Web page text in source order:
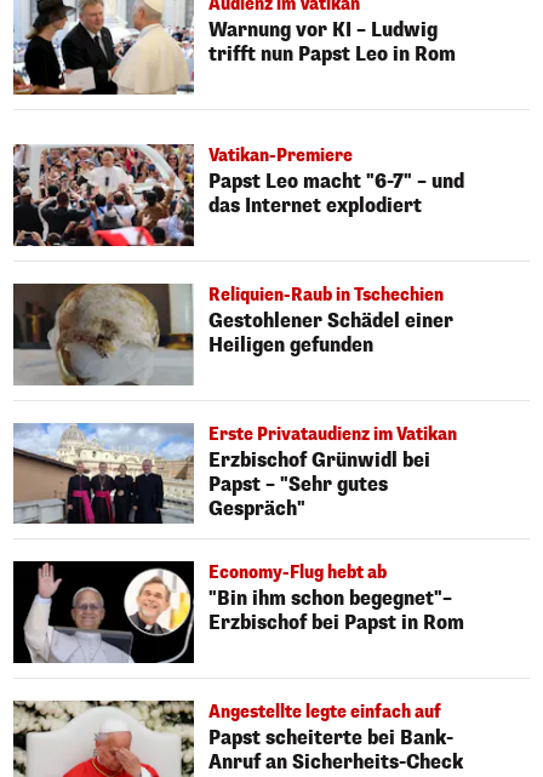
Warnung vor KI – Ludwig
trifft nun Papst Leo in Rom
Vatikan-Premiere
Papst Leo macht "6-7" – und
das Internet explodiert
Reliquien-Raub in Tschechien
Gestohlener Schädel einer
Heiligen gefunden
Erste Privataudienz im Vatikan
Erzbischof Grünwidl bei
Papst – "Sehr gutes
Gespräch"
Economy-Flug hebt ab
"Bin ihm schon begegnet"–
Erzbischof bei Papst in Rom
Angestellte legte einfach auf
Papst scheiterte bei Bank-
Anruf an Sicherheits-Check